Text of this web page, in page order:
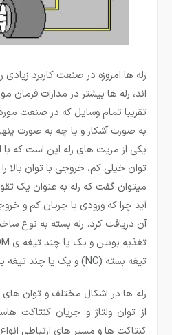
رله ها امروزه در صنعت کاربرد
اند، رله ­ها بیشتر در مدارات فرمان
تقریبا تمام وسایل که در صنعت
به صورت آشکار و یا چه به صورت
یکی از مزیت­ های رله این است که با
توان خیلی کم، خروجی با توان بالا
می­توان گفت که رله به عنوان یک
آید چرا که ورودی با جریان کم و
تیغه بسته (NC) و یک یا چند تیغه باز (NO) را دارا می باشند.
رله ها در اشکال مختلف و توان
از توان ولتاژ و جریان کنتاکت
کنتاکت ها و مسیر های ارتباطی